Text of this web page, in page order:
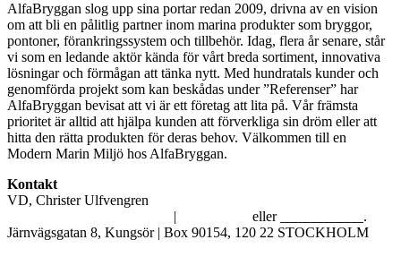
AlfaBryggan slog upp sina portar redan 2009, drivna av en vision
om att bli en pålitlig partner inom marina produkter som bryggor,
pontoner, förankringssystem och tillbehör. Idag, flera år senare, står
vi som en ledande aktör kända för vårt breda sortiment, innovativa
lösningar och förmågan att tänka nytt. Med hundratals kunder och
genomförda projekt som kan beskådas under ”Referenser” har
AlfaBryggan bevisat att vi är ett företag att lita på. Vår främsta
prioritet är alltid att hjälpa kunden att förverkliga sin dröm eller att
hitta den rätta produkten för deras behov. Välkommen till en
Modern Marin Miljö hos AlfaBryggan.
Kontakt
VD, Christer Ulfvengren
| eller
.
Järnvägsgatan 8, Kungsör | Box 90154, 120 22 STOCKHOLM